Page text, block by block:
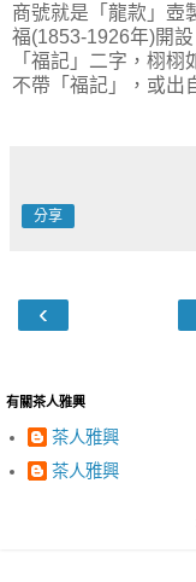
商號就是「龍款」壺
福(1853-1926年)開
「福記」二字，栩
不帶「福記」，或出
分享
‹
有關茶人雅興
茶人雅興
茶人雅興